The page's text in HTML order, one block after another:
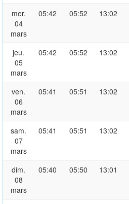
mer.
04
mars
05:42 05:52 13:02
jeu.
05
mars
05:42 05:52 13:02
ven.
06
mars
05:41 05:51 13:02
sam.
07
mars
05:41 05:51 13:02
dim.
08
mars
05:40 05:50 13:01